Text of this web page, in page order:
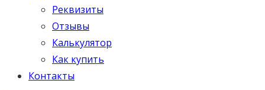
Реквизиты
Отзывы
Калькулятор
Как купить
Контакты